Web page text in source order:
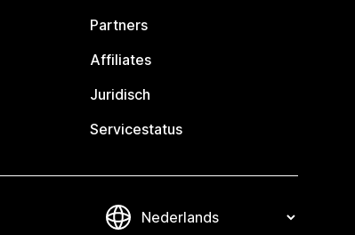
Partners
Affiliates
Juridisch
Servicestatus